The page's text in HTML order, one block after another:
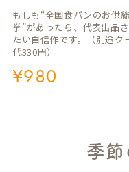
もしも“全国食パンのお供
挙”があったら、代表出品
たい自信作です。（別途ク
代330円）
¥980
季節